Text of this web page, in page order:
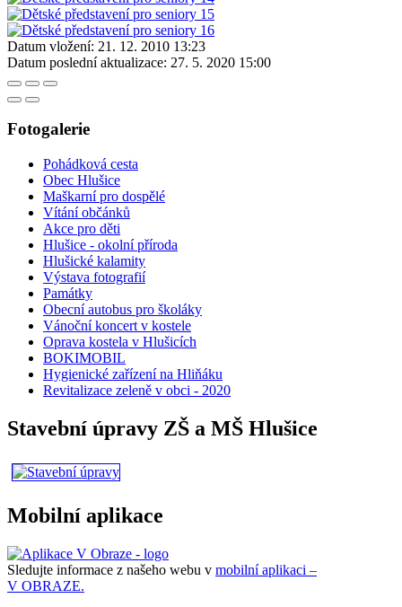
Datum vložení: 21. 12. 2010 13:23
Datum poslední aktualizace: 27. 5. 2020 15:00
Fotogalerie
Pohádková cesta
Obec Hlušice
Maškarní pro dospělé
Vítání občánků
Akce pro děti
Hlušice - okolní příroda
Hlušické kalamity
Výstava fotografií
Památky
Obecní autobus pro školáky
Vánoční koncert v kostele
Oprava kostela v Hlušicích
BOKIMOBIL
Hygienické zařízení na Hliňáku
Revitalizace zeleně v obci - 2020
Stavební úpravy ZŠ a MŠ Hlušice
Mobilní aplikace
Sledujte informace z našeho webu v mobilní aplikaci –
V OBRAZE.